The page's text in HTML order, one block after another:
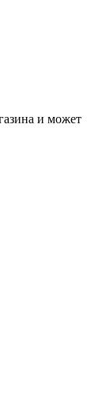
и может